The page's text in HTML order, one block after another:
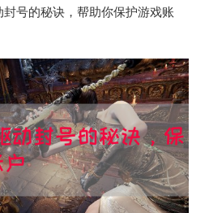
号的秘诀，帮助你保护游戏账